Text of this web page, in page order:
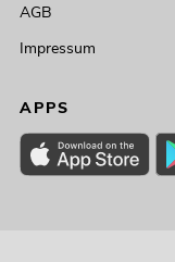
AGB
Impressum
APPS